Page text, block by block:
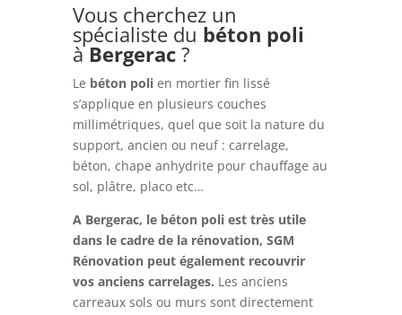
Vous cherchez un
spécialiste du béton poli
à Bergerac?
Le béton polien mortier fin lissé
s’applique en plusieurs couches
millimétriques, quel que soit la nature du
support, ancien ou neuf : carrelage,
béton, chape anhydrite pour chauffage au
sol, plâtre, placo etc…
A Bergerac, le béton poli est très utile
dans le cadre de la rénovation, SGM
Rénovation peut également recouvrir
vos anciens carrelages. Les anciens
carreaux sols ou murs sont directement